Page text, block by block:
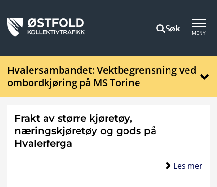
Søk MENY
Hvalersambandet: Vektbegrensning ved
ombordkjøring på MS Torine
Frakt av større kjøretøy,
næringskjøretøy og gods på
Hvalerferga
Les mer